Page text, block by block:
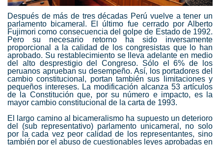
Después de más de tres décadas Perú vuelve a tener un
parlamento bicameral . El último fue cerrado por Alberto
Fujimori como consecuencia del golpe de Estado de 1992.
Pero su necesario retorno ha sido inversamente
proporcional a la calidad de los congresistas que lo han
aprobado. Su restablecimiento se lleva adelante en medio
del alto desprestigio del Congreso. Sólo el 6% de los
peruanos aprueban su desempeño. Así, los portadores del
cambio constitucional, portan también sus limitaciones y
pequeños intereses. La modificación alcanza 53 artículos
de la Constitución que, por su número e impacto, es la
mayor cambio constitucional de la carta de 1993.
El largo camino al bicameralismo ha supuesto un deterioro
del (sub representativo) parlamento unicameral, no solo
por la cada vez peor calidad de los representantes, sino
también por el abuso de cuestionables leyes aprobadas en